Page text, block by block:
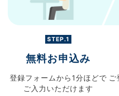
STEP.1
無料お申込み
登録フォームから 1分ほどで
ご入力 いただけます
ご